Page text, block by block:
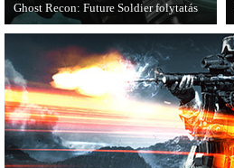
Ghost Recon: Future Soldier folytatás
Több jel is utal arra, hogy készülőben
van a Ghost Recon: Future Soldier
következő epizódja.